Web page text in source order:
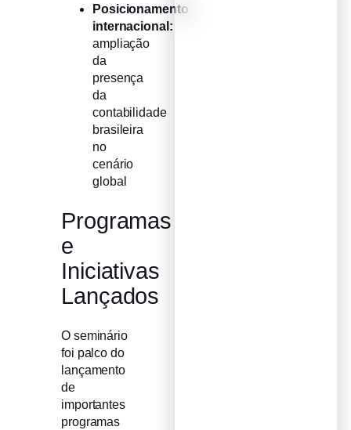
Posicionamento
internacional:
ampliação
da
presença
da
contabilidade
brasileira
no
cenário
global
Programas
e
Iniciativas
Lançados
O seminário
foi palco do
lançamento
de
importantes
programas